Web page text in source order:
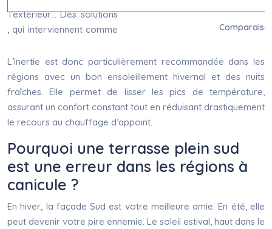
L’inertie est donc particulièrement recommandée dans les
régions avec un bon ensoleillement hivernal et des nuits
fraîches. Elle permet de lisser les pics de température,
assurant un confort constant tout en réduisant drastiquement
le recours au chauffage d’appoint.
Pourquoi une terrasse plein sud
est une erreur dans les régions à
canicule ?
En hiver, la façade Sud est votre meilleure amie. En été, elle
peut devenir votre pire ennemie. Le soleil estival, haut dans le